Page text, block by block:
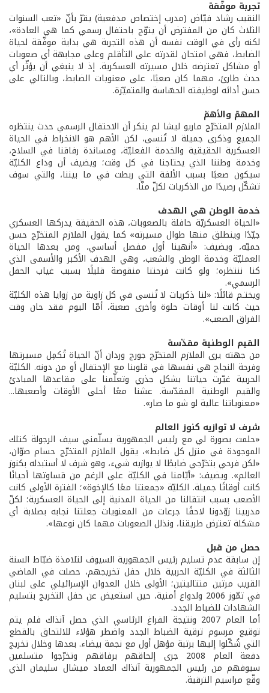
تجربة موفّقة
النقيب رشاد فيّاض (مدرب إختصاص مدفعية) يقرّ بأنّ «تعب السنوات
الثلاث كان من المفترض أن يتوّج باحتفال رسمي كما هي العادة»،
لكنه رأى في الوقت نفسه أن هذه التجربة هي بداية موفّقة لحياة
الضابط، فهي امتحان لقدرته على التأقلم وعلى مجابهة أي صعوبات
أو مشاكل تعترضه خلال مسيرته العسكرية. إذ لا ينبغي أن يؤثّر أي
حدث طارئ، مهما كان صعبًا، على معنويات الضابط، وبالتالي على
حسن أدائه لوظيفته الحسّاسة والمتميّزة.
المهمّ والأهمّ
الملازم المتخرّج ماريو ليشا لم ينكر أن الاحتفال الرسمي حدث ينتظره
الجميع وذكرى جميلة لا تُنسى، لكن الأهم هو الانخراط في الحياة
العسكرية الحقيقية والخدمة الفعليّة، ومساندة رفاقنا في السلاح،
وخدمة وطننا الذي يحتاجنا في كل وقت؛ ويضيف أن وداع الكليّة
سيكون صعبًا بسبب الألفة التي ربطت في ما بيننا، والتي سوف
تشكّل رصيدًا من الذكريات لكلّ منّا.
خدمة الوطن هي الهدف
«الحياة العسكريّة حافلة بالصعوبات، هذه الحقيقة يدركها العسكري
جيّدًا وينطلق منها طوال مسيرته» كما يقول الملازم المتخرّج حسن
حميّه، ويضيف: «أنهينا أول مفصل أساسي، ومن بعدها الحياة
العمليّة وخدمة الوطن والشعب، وهي الهدف الأكبر والأسمى الذي
كنا ننتظره؛ ولو كانت فرحتنا منقوصة قليلًا بسبب غياب الحفل
الرسمي».
ويختـم قائلًا: «لنا ذكريات لا تُنسى في كل زاوية من زوايا هذه الكليّة
حيث كانت لنا أوقات حلوة وأخرى صعبة، أمّا اليوم فقد حان وقت
الفراق الصعب».
القيم الوطنية مقدّسة
من جهته يرى الملازم المتخرّج جورج وردان أنّ الحياة تُكمِل مسيرتها
وفرحة النجاح هي نفسها في قلوبنا مع الإحتفال أو من دونه. الكليّة
الحربية غيّرت حياتنا بشكل جذري وتعلّمنا على مقاعدها المبادئ
والقيم الوطنية المقدّسة. عشنا معًا أحلى الأوقات وأصعبها...
«معنوياتنا عالية لو شو ما صار».
شرف لا توازيه كنوز العالم
«حلمت بصورة لي مع رئيس الجمهورية يسلّمني سيف الرجولة كتلك
الموجودة في منزل كل ضابط»، يقول الملازم المتخرّج حسام صوّان،
«لكن فرحي بتخرّجي ضابطًا لا يوازيه شيء، وهو شرف لا أستبدله بكنوز
العالم». ويضيف: «أيّامنا في الكليّة على الرغم من قساوتها أحيانًا
كانت أوقاتًا جميلة. الكليّة «جمعتنا معًا كالإخوة»؛ الفترة الأولى كانت
الأصعب بسبب انتقالنا من الحياة المدنية إلى الحياة العسكرية؛ لكنّ
مدربينا زوّدونا لاحقًا جرعات من المعنويات جعلتنا نجابه بصلابة أي
مشكلة تعترض طريقنا، ونذلل الصعوبات مهما كان نوعها».
حصل من قبل
إن سابقة عدم تسليم رئيس الجمهورية السيوف لتلامذة ضبّاط السنة
الثالثة في الكليّة الحربية خلال حفل تخريجهم، حصلت في الماضي
القريب مرتين متتاليتين؛ الأولى خلال العدوان الإسرائيلي على لبنان
في تمّوز 2006 ولدواع أمنية، حين استعيض عن حفل التخريج بتسليم
الشهادات للضباط الجدد.
أما العام 2007 ونتيجة الفراغ الرئاسي الذي حصل آنذاك فلم يتم
توقيع مرسوم ترقية الضباط الجدد واضطر هؤلاء للالتحاق بالقطع
التي شُكّلوا إليها برتبة مؤهل أول مع نجمة بيضاء. بعدها وخلال تخريج
دفعة العام 2008 جرى إلحاقهم برفاقهم وتخرّجوا متسلمين
سيوفهم من رئيس الجمهورية آنذاك العماد ميشال سليمان الذي
وقّع مراسيم الترقية.